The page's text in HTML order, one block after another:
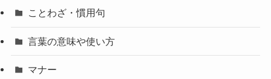
ことわざ・慣用句
言葉の意味や使い方
マナー